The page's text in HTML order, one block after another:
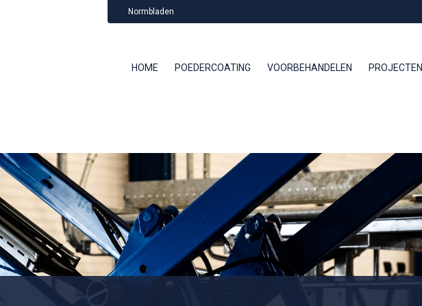
Normbladen
HOME POEDERCOATING VOORBEHANDELEN PROJECTEN